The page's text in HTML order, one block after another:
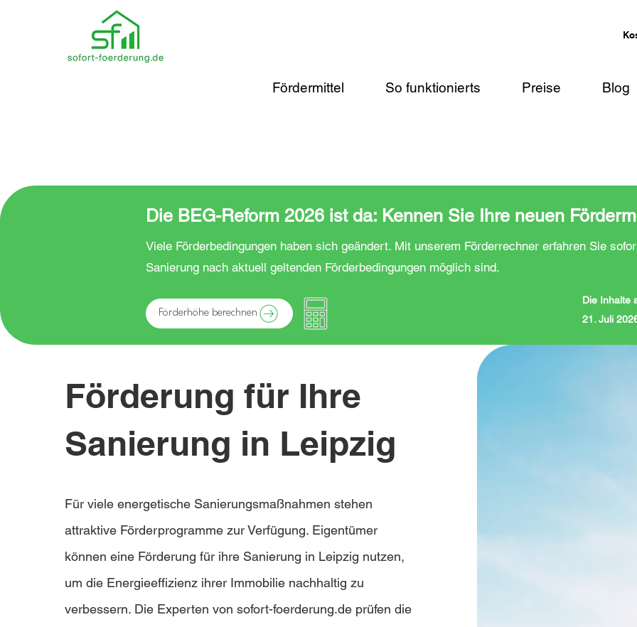
Fördermittel So funktionierts Preise Blog
Die BEG-Reform 2026 ist da: Kennen Sie Ihre neuen
Viele Förderbedingungen haben sich geändert. Mit unserem Förderrechner erfahren Sie
Sanierung nach aktuell geltenden Förderbedingungen möglich sind.
Förderhöhe berechnen
Die Inhalte
21. Juli
Förderung für Ihre
Sanierung in Leipzig
Für viele energetische Sanierungsmaßnahmen stehen
attraktive Förderprogramme zur Verfügung. Eigentümer
können eine Förderung für ihre Sanierung in Leipzig nutzen,
um die Energieeffizienz ihrer Immobilie nachhaltig zu
verbessern. Die Experten von sofort-foerderung.de prüfen die